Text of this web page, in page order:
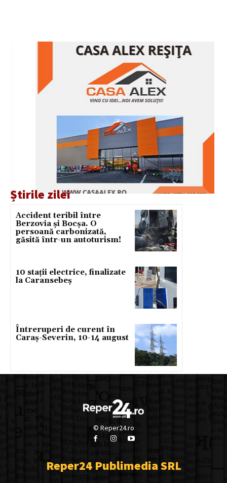
Știrile zilei
Accident teribil între
Berzovia și Bocșa. O
persoană carbonizată,
găsită într-un autoturism!
10 stații electrice, finalizate
la Caransebeș
Întreruperi de curent în
Caraș-Severin, 10-14 august
© Reper24.ro
Reper24 Publimedia SRL